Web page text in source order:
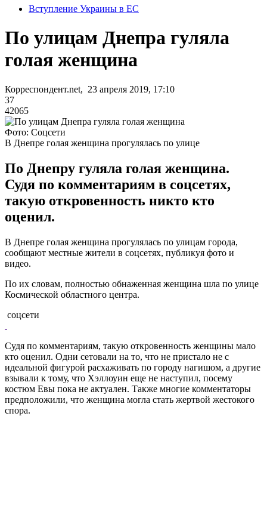
Вступление Украины в ЕС
По улицам Днепра гуляла
голая женщина
Корреспондент.net, 23 апреля 2019, 17:10
37
42065
Фото: Соцсети
В Днепре голая женщина прогулялась по улице
По Днепру гуляла голая женщина.
Судя по комментариям в соцсетях,
такую откровенность никто кто
оценил.
В Днепре голая женщина прогулялась по улицам города,
сообщают местные жители в соцсетях, публикуя фото и
видео.
По их словам, полностью обнаженная женщина шла по улице
Космической областного центра.
соцсети
Судя по комментариям, такую откровенность женщины мало
кто оценил. Одни сетовали на то, что не пристало не с
идеальной фигурой расхаживать по городу нагишом, а другие
взывали к тому, что Хэллоуин еще не наступил, посему
костюм Евы пока не актуален. Также многие комментаторы
предположили, что женщина могла стать жертвой жестокого
спора.